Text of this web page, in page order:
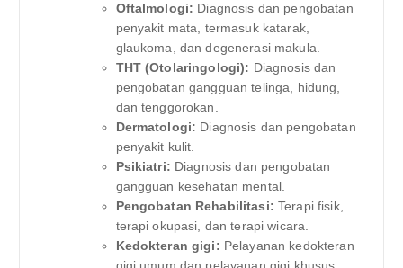
Oftalmologi: Diagnosis dan pengobatan
penyakit mata, termasuk katarak,
glaukoma, dan degenerasi makula.
THT (Otolaringologi): Diagnosis dan
pengobatan gangguan telinga, hidung,
dan tenggorokan.
Dermatologi: Diagnosis dan pengobatan
penyakit kulit.
Psikiatri: Diagnosis dan pengobatan
gangguan kesehatan mental.
Pengobatan Rehabilitasi: Terapi fisik,
terapi okupasi, dan terapi wicara.
Kedokteran gigi: Pelayanan kedokteran